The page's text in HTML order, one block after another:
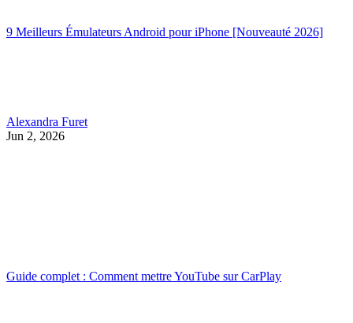
9 Meilleurs Émulateurs Android pour iPhone [Nouveauté 2026]
Alexandra Furet
Jun 2, 2026
Guide complet : Comment mettre YouTube sur CarPlay